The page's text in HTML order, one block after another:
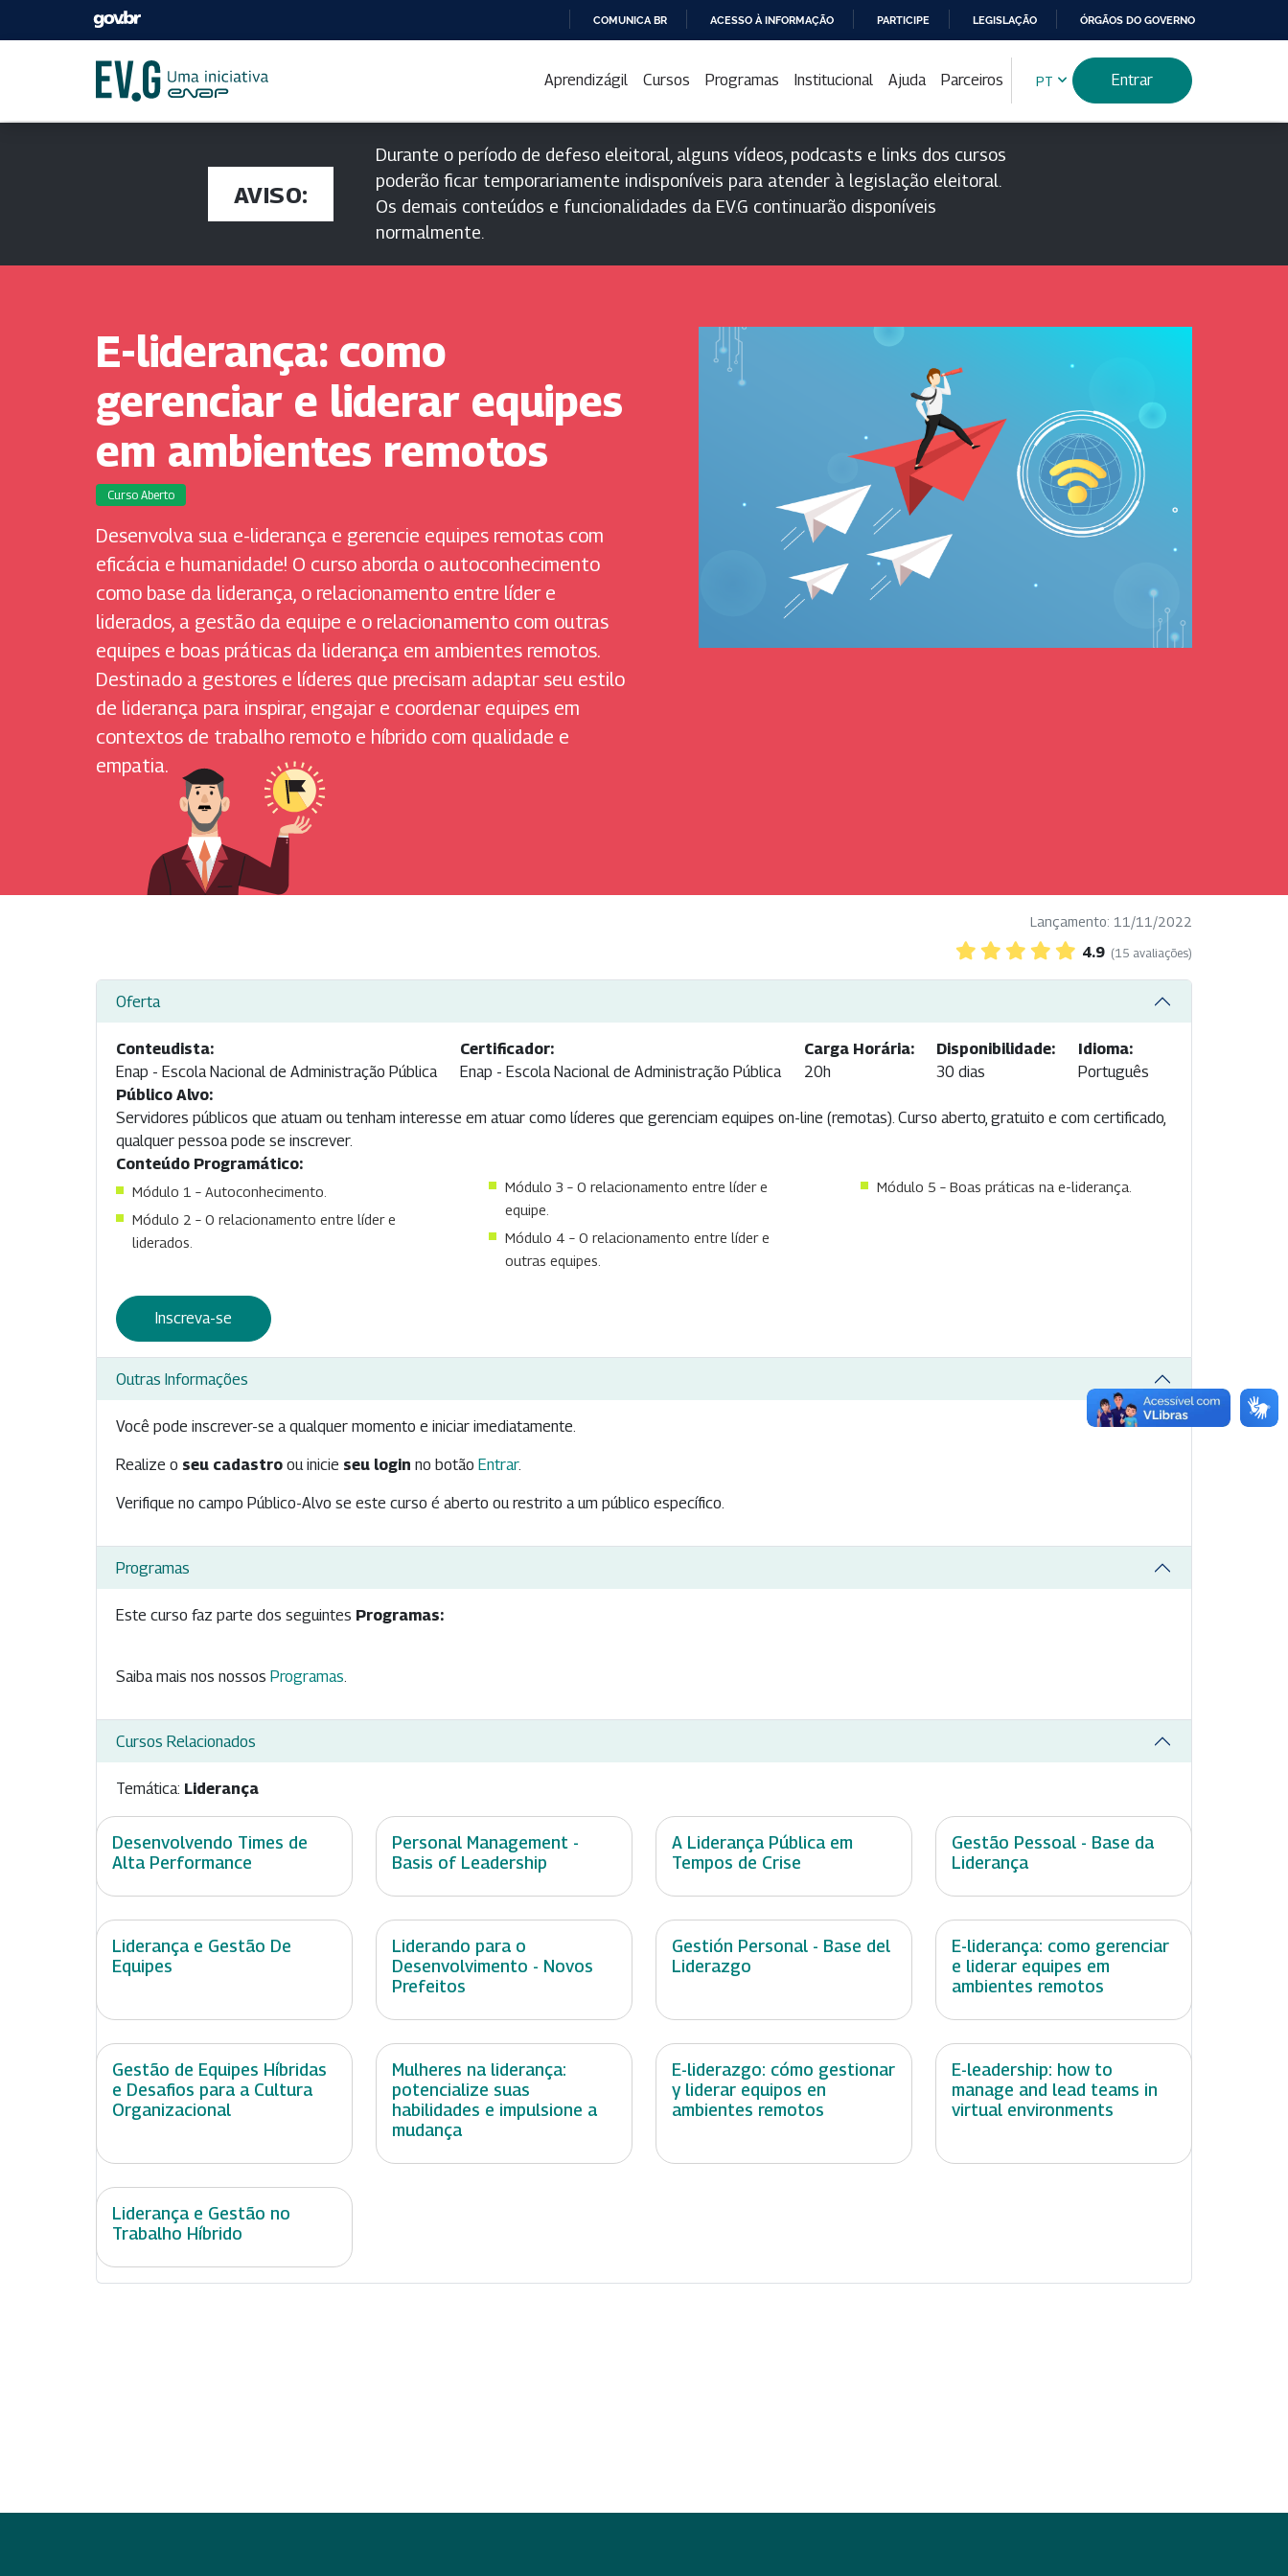
PARA
CONTEÚDO
COMUNICA BR ACESSO À INFORMAÇÃO PARTICIPE LEGISLAÇÃO ÓRGÃOS DO GOVERNO
Aprendizágil Cursos Programas Institucional Ajuda Parceiros PT Entrar
AVISO:
Durante o período de defeso eleitoral, alguns vídeos, podcasts e links dos cursos
poderão ficar temporariamente indisponíveis para atender à legislação eleitoral.
Os demais conteúdos e funcionalidades da EV.G continuarão disponíveis
normalmente.
E-liderança: como
gerenciar e liderar equipes
em ambientes remotos
Curso Aberto
Desenvolva sua e-liderança e gerencie equipes remotas com
eficácia e humanidade! O curso aborda o autoconhecimento
como base da liderança, o relacionamento entre líder e
liderados, a gestão da equipe e o relacionamento com outras
equipes e boas práticas da liderança em ambientes remotos.
Destinado a gestores e líderes que precisam adaptar seu estilo
de liderança para inspirar, engajar e coordenar equipes em
contextos de trabalho remoto e híbrido com qualidade e
empatia.
Lançamento: 11/11/2022
4.9 (15 avaliações)
Oferta
Conteudista:
Enap - Escola Nacional de Administração Pública
Certificador:
Enap - Escola Nacional de Administração Pública
Carga Horária:
20h
Disponibilidade:
30 dias
Idioma:
Português
Público Alvo:
Servidores públicos que atuam ou tenham interesse em atuar como líderes que gerenciam equipes on-line (remotas). Curso aberto, gratuito e com certificado,
qualquer pessoa pode se inscrever.
Conteúdo Programático:
Módulo 1 – Autoconhecimento.
Módulo 2 – O relacionamento entre líder e
liderados.
Módulo 3 – O relacionamento entre líder e
equipe.
Módulo 4 – O relacionamento entre líder e
outras equipes.
Módulo 5 – Boas práticas na e-liderança.
Inscreva-se
Outras Informações
Você pode inscrever-se a qualquer momento e iniciar imediatamente.
Realize o seu cadastro ou inicie seu login no botão Entrar.
Verifique no campo Público-Alvo se este curso é aberto ou restrito a um público específico.
Programas
Este curso faz parte dos seguintes Programas:
Saiba mais nos nossos Programas.
Cursos Relacionados
Temática: Liderança
Desenvolvendo Times de
Alta Performance
Personal Management -
Basis of Leadership
A Liderança Pública em
Tempos de Crise
Gestão Pessoal - Base da
Liderança
Liderança e Gestão De
Equipes
Liderando para o
Desenvolvimento - Novos
Prefeitos
Gestión Personal - Base del
Liderazgo
E-liderança: como gerenciar
e liderar equipes em
ambientes remotos
Gestão de Equipes Híbridas
e Desafios para a Cultura
Organizacional
Mulheres na liderança:
potencialize suas
habilidades e impulsione a
mudança
E-liderazgo: cómo gestionar
y liderar equipos en
ambientes remotos
E-leadership: how to
manage and lead teams in
virtual environments
Liderança e Gestão no
Trabalho Híbrido